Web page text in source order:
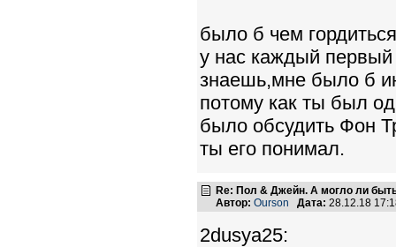
было б чем гордиться
у нас каждый
знаешь,мне было б
потому как ты был
было обсудить Фон
ты его понимал.
Re: Пол & Джейн. А могло ли
Автор: Ourson Дата: 28.12.18
2dusya25: